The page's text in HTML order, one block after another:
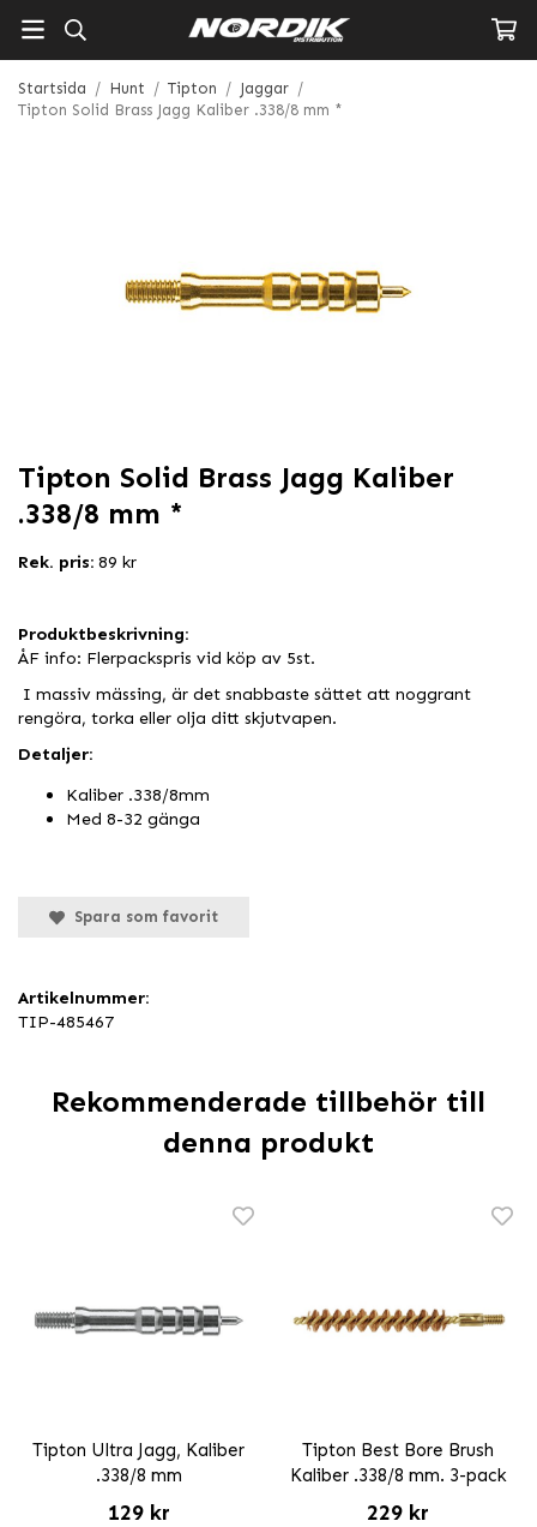
Startsida / Hunt / Tipton / Jaggar /
Tipton Solid Brass Jagg Kaliber .338/8 mm *
Tipton Solid Brass Jagg Kaliber
.338/8 mm *
Rek. pris: 89 kr
Produktbeskrivning:
ÅF info: Flerpackspris vid köp av 5st.
I massiv mässing, är det snabbaste sättet att noggrant
rengöra, torka eller olja ditt skjutvapen.
Detaljer:
Kaliber .338/8mm
Med 8-32 gänga
Spara som favorit
Artikelnummer:
TIP-485467
Rekommenderade tillbehör till
denna produkt
Tipton Ultra Jagg, Kaliber
.338/8 mm
129 kr
Tipton Best Bore Brush
Kaliber .338/8 mm. 3-pack
229 kr